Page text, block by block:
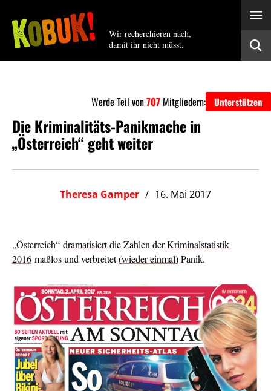
Wir recherchieren nach,
damit ihr nicht müsst.
Werde Teil von707 Mitgliedern: Unterstützen
Die Kriminalitäts-Panikmache in
„Österreich“ geht weiter
Theresa Gamper 16. Mai 2017
„Österreich“ dramatisiertdie Zahlen derKriminalstatistik
2016 maßlos und verbreitet(wieder einmal)Panik.